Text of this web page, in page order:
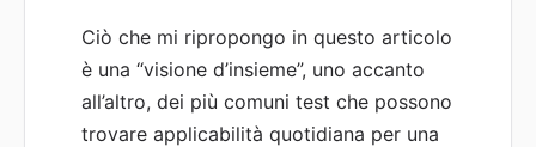
Ciò che mi ripropongo in questo articolo
è una “visione d’insieme”, uno accanto
all’altro, dei più comuni test che possono
trovare applicabilità quotidiana per una